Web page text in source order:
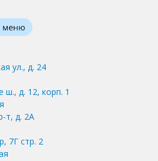
ул., д. 24
ш., д. 12, корп. 1
т, д. 2А
7Г стр. 2